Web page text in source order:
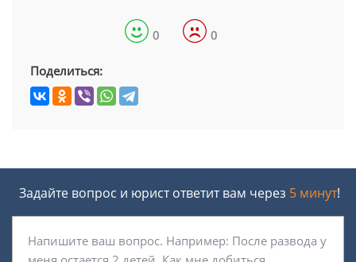
0 0
Поделиться:
Задайте вопрос и юрист ответит вам через 5 минут!